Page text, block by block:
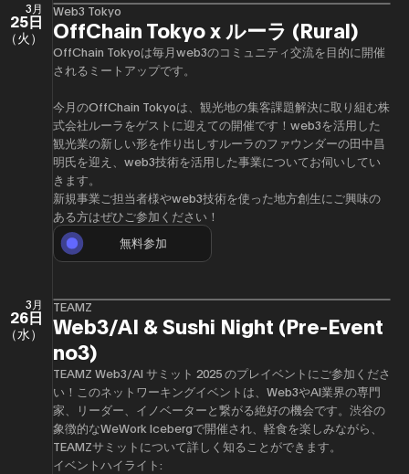
3月
25日
（火）
Web3 Tokyo
OffChain Tokyo x ルーラ (Rural)
OffChain Tokyoは毎月web3のコミュニティ交流を目的に開催
されるミートアップです。
今月のOffChain Tokyoは、観光地の集客課題解決に取り組む株
式会社ルーラをゲストに迎えての開催です！web3を活用した
観光業の新しい形を作り出しすルーラのファウンダーの田中昌
明氏を迎え、web3技術を活用した事業についてお伺いしてい
きます。
新規事業ご担当者様やweb3技術を使った地方創生にご興味の
ある方はぜひご参加ください！
無料参加
3月
26日
（水）
TEAMZ
Web3/AI & Sushi Night (Pre-Event
no3)
TEAMZ Web3/AI サミット 2025 のプレイベントにご参加くださ
い！このネットワーキングイベントは、Web3やAI業界の専門
家、リーダー、イノベーターと繋がる絶好の機会です。渋谷の
象徴的なWeWork Icebergで開催され、軽食を楽しみながら、
TEAMZサミットについて詳しく知ることができます。
イベントハイライト: